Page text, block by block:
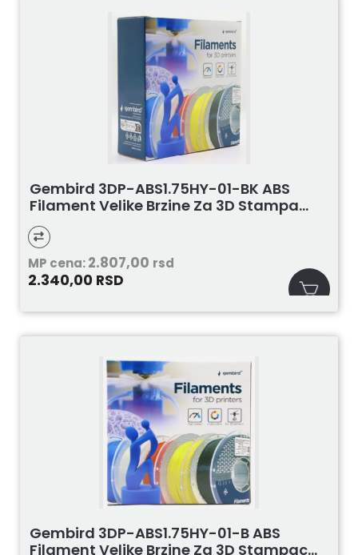
Gembird 3DP-ABS1.75HY-01-BK ABS
Filament Velike Brzine Za 3D Stampa...
MP cena:2.807,00 rsd
2.340,00 RSD
Gembird 3DP-ABS1.75HY-01-B ABS
Filament Velike Brzine Za 3D Stampac...